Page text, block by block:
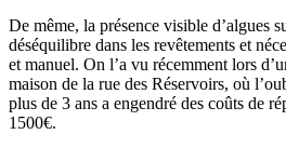
De même, la présence visible d’algues
déséquilibre dans les revêtements et
et manuel. On l’a vu récemment lors
maison de la rue des Réservoirs, où
plus de 3 ans a engendré des coûts de
1500€.